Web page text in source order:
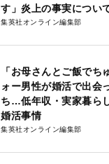
す」炎上の事実につい
集英社オンライン編集部
「お母さんとご飯でち
ォー男性が婚活で出会
ち…低年収・実家暮ら
婚活事情
集英社オンライン編集部